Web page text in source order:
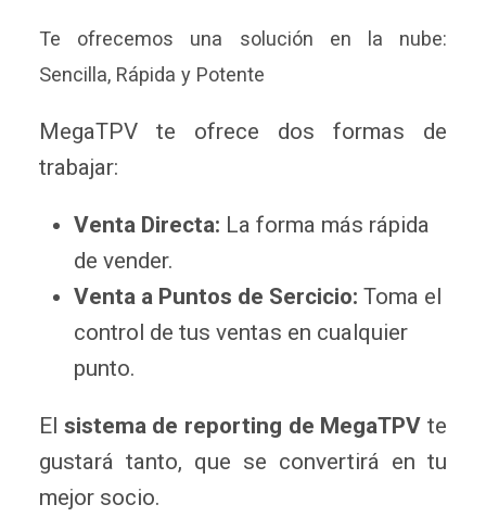
Te ofrecemos una solución en la nube:
Sencilla, Rápida y Potente
MegaTPV te ofrece dos formas de
trabajar:
Venta Directa: La forma más rápida
de vender.
Venta a Puntos de Sercicio: Toma el
control de tus ventas en cualquier
punto.
El sistema de reporting de MegaTPV te
gustará tanto, que se convertirá en tu
mejor socio.